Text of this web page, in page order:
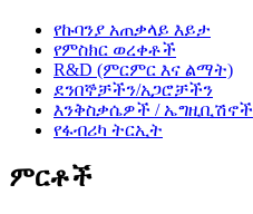
የኩባንያ አጠቃላይ እይታ
የምስክር ወረቀቶች
R&D (ምርምር እና ልማት)
ደንበኞቻችን/አጋሮቻችን
እንቅስቃሴዎች / ኤግዚቢሽኖች
የፋብሪካ ትርኢት
ምርቶች